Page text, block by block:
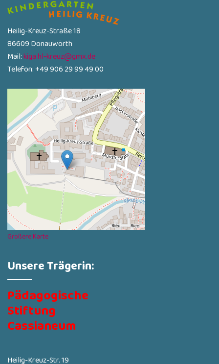
Heilig-Kreuz-Straße 18
86609 Donauwörth
Mail:kiga.hl-kreuz@gmx.de
Telefon: +49 906 29 99 49 00
Größere Karte
Unsere Trägerin:
Pädagogische
Stiftung
Cassianeum
Heilig-Kreuz-Str. 19